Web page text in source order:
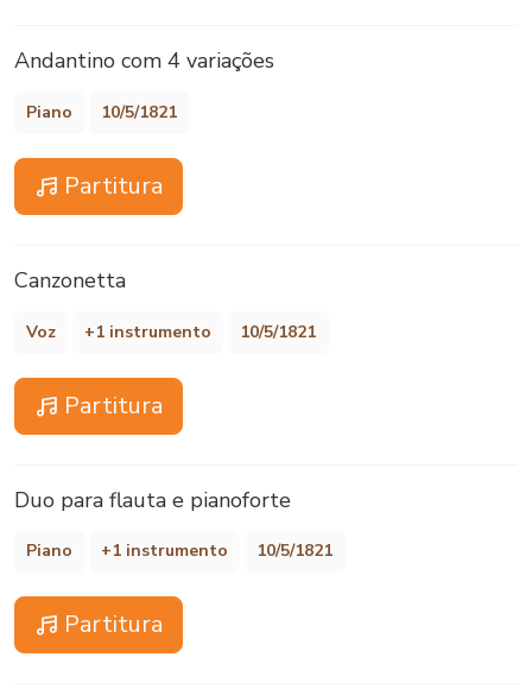
Andantino com 4 variações
Piano 10/5/1821
Partitura
Canzonetta
Voz +1 instrumento 10/5/1821
Partitura
Duo para flauta e pianoforte
Piano +1 instrumento 10/5/1821
Partitura